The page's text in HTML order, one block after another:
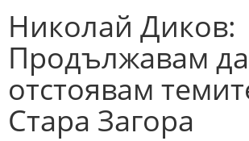
Николай Диков:
Продължавам да
отстоявам
Стара Загора